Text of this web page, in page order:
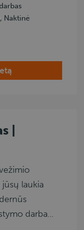
Naktinė
|
laukia
darba...